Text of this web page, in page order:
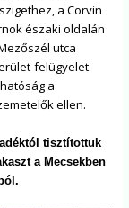
a Corvin
északi oldalán
utca
felügyelet
a
ellen.
tisztítottuk
a Mecsekben